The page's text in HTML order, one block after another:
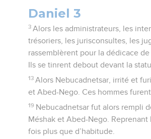
Daniel 3
3 Alors les administrateurs, les
trésoriers, les jurisconsultes, les
rassemblèrent pour la dédicace
Ils se tinrent debout devant la
13 Alors Nebucadnetsar, irrité et
et Abed-Nego. Ces hommes
19 Nebucadnetsar fut alors rempli
Méshak et Abed-Nego.
fois plus que d’habitude.